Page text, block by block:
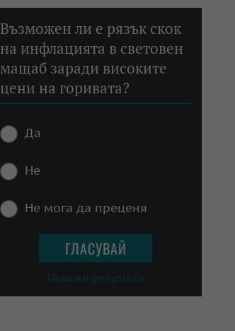
Възможен ли е рязък скок
на инфлацията в световен
мащаб заради високите
цени на горивата?
Да
Не
Не мога да преценя
Покажи резултати